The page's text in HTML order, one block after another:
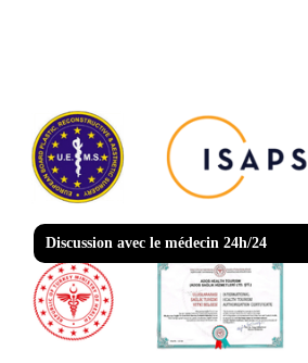
Discussion avec le médecin 24h/24